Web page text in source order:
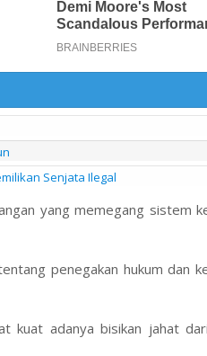
Senjata Ilegal
yang memegang sistem
penegakan hukum dan
kuat adanya bisikan jahat